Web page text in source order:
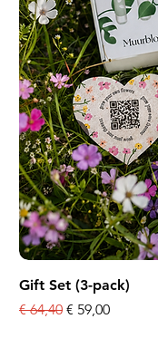
Gift Set (3-pack)
Normale prijs
€ 64,40 Verkoopprijs
€ 59,00